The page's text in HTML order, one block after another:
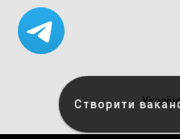
Створити